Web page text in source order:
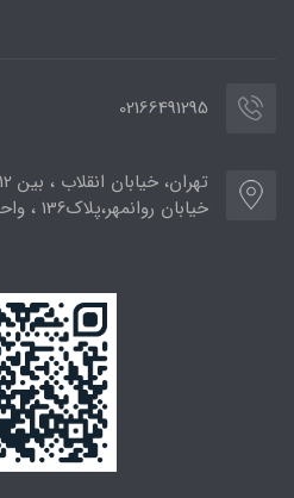
02166491295
خیابان روانمهر،پلاک136 ، واحد1